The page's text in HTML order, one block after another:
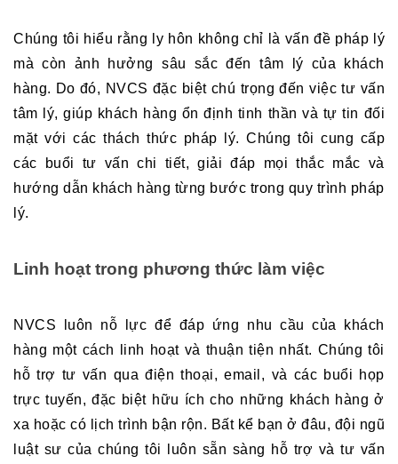
Chúng tôi hiểu rằng ly hôn không chỉ là vấn đề pháp lý
mà còn ảnh hưởng sâu sắc đến tâm lý của khách
hàng. Do đó, NVCS đặc biệt chú trọng đến việc tư vấn
tâm lý, giúp khách hàng ổn định tinh thần và tự tin đối
mặt với các thách thức pháp lý. Chúng tôi cung cấp
các buổi tư vấn chi tiết, giải đáp mọi thắc mắc và
hướng dẫn khách hàng từng bước trong quy trình pháp
lý.
Linh hoạt trong phương thức làm việc
NVCS luôn nỗ lực để đáp ứng nhu cầu của khách
hàng một cách linh hoạt và thuận tiện nhất. Chúng tôi
hỗ trợ tư vấn qua điện thoại, email, và các buổi họp
trực tuyến, đặc biệt hữu ích cho những khách hàng ở
xa hoặc có lịch trình bận rộn. Bất kể bạn ở đâu, đội ngũ
luật sư của chúng tôi luôn sẵn sàng hỗ trợ và tư vấn